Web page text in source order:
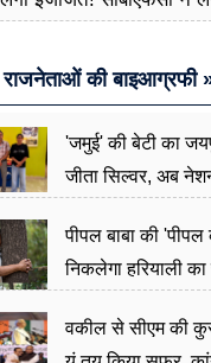
राजनेताओं की बाइआग्रफी
'जमुई' की बेटी का
जीता सिल्वर, अब
पीपल बाबा की
निकलेगा हरियाली का
वकील से सीएम की